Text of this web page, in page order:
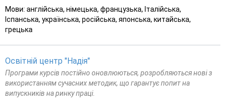
Мови: англійська, німецька, французька, Італійська,
Іспанська, українська, російська, японська, китайська,
грецька
Освітній центр "Надія"
Програми курсів постійно оновлюються, розробляються нові з
використанням сучасних методик, що гарантує попит на
випускників на ринку праці.